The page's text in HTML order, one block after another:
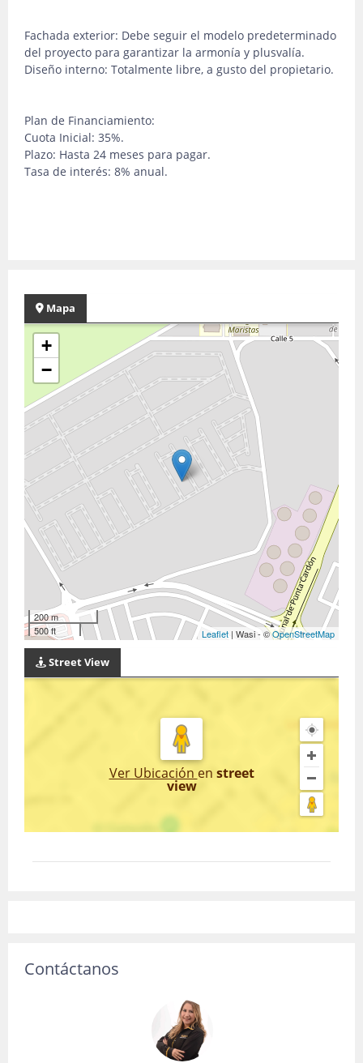
Fachada exterior: Debe seguir el modelo predeterminado
del proyecto para garantizar la armonía y plusvalía.
Diseño interno: Totalmente libre, a gusto del propietario.
Plan de Financiamiento:
Cuota Inicial: 35%.
Plazo: Hasta 24 meses para pagar.
Tasa de interés: 8% anual.
Mapa
+
−
200 m
500 ft
Leaflet | Wasi - ©OpenStreetMap
Street View
Ver Ubicación en street
view
Contáctanos